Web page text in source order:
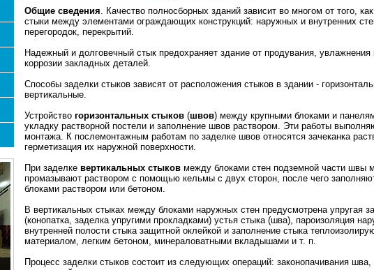
Общие сведения. Качество полносборных зданий зависит во многом от того,
стыки между элементами ограждающих конструкций: наружных и внутренних
перегородок, перекрытий.
Надежный и долговечный стык предохраняет здание от продувания, увлажнения
коррозии закладных деталей.
Способы заделки стыков зависят от расположения стыков в здании -
вертикальные.
Устройство горизонтальных стыков(швов) между крупными блоками и
укладку растворной постели и заполнение швов раствором. Эти работы
монтажа. К послемонтажным работам по заделке швов относятся зачеканка
герметизация их наружной поверхности.
При заделке вертикальных стыковмежду блоками стен подземной части швы
промазывают раствором с помощью кельмы с двух сторон, после чего
блоками раствором или бетоном.
В вертикальных стыках между блоками наружных стен предусмотрена упругая
(конопатка, заделка упругими прокладками) устья стыка (шва), пароизоляция
внутренней полости стыка защитной оклейкой и заполнение стыка
материалом, легким бетоном, минераловатными вкладышами и т. п.
Процесс заделки стыков состоит из следующих операций: законопачивания шва,